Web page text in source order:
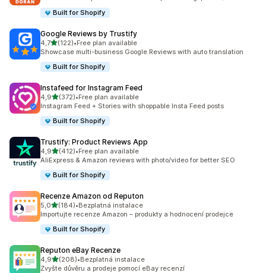
Built for Shopify
Google Reviews by Trustify
4,7z 5 hvězd
(122)
Celkový počet recenzí: 122
•Free plan available
Showcase multi-business Google Reviews with auto translation
Built for Shopify
Instafeed for Instagram Feed
4,9z 5 hvězd
(372)
Celkový počet recenzí: 372
•Free plan available
Instagram Feed + Stories with shoppable Insta Feed posts
Built for Shopify
Trustify: Product Reviews App
4,9z 5 hvězd
(412)
Celkový počet recenzí: 412
•Free plan available
AliExpress & Amazon reviews with photo/video for better SEO
Built for Shopify
Recenze Amazon od Reputon
5,0z 5 hvězd
(184)
Celkový počet recenzí: 184
•Bezplatná instalace
Importujte recenze Amazon – produkty a hodnocení prodejce
Built for Shopify
Reputon eBay Recenze
4,9z 5 hvězd
(208)
Celkový počet recenzí: 208
•Bezplatná instalace
Zvyšte důvěru a prodeje pomocí eBay recenzí